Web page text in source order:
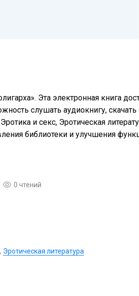
Эта электронная книга
слушать аудиокнигу,
и секс, Эротическая
библиотеки и улучшения
0 чтений
, Эротическая литература